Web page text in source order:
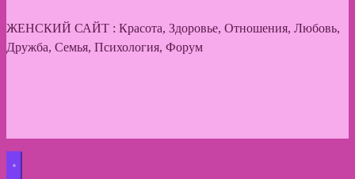
ЖЕНСКИЙ САЙТ : Красота, Здоровье, Отношения, Любовь,
Дружба, Семья, Психология, Форум